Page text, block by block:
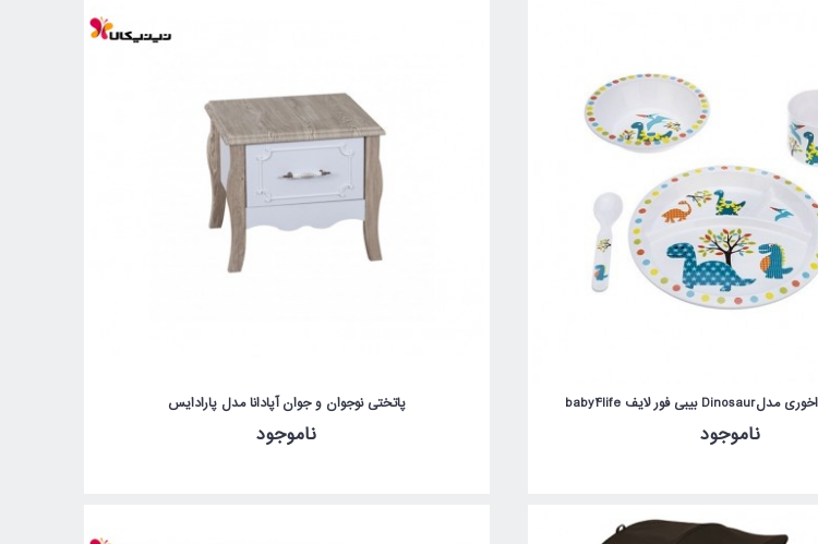
ناموجود
پاتختی نوجوان و جوان آپادانا مدل پارادایس
ناموجود